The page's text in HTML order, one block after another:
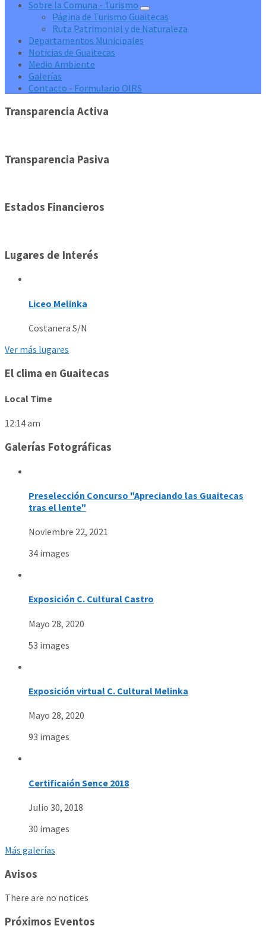
Sobre la Comuna - Turismo
Página de Turismo Guaitecas
Ruta Patrimonial y de Naturaleza
Departamentos Municipales
Noticias de Guaitecas
Medio Ambiente
Galerías
Contacto - Formulario OIRS
Transparencia Activa
Transparencia Pasiva
Estados Financieros
Lugares de Interés
Liceo Melinka
Costanera S/N
Ver más lugares
El clima en Guaitecas
Local Time
12:14 am
Galerías Fotográficas
Preselección Concurso "Apreciando las Guaitecas
tras el lente"
Noviembre 22, 2021
34 images
Exposición C. Cultural Castro
Mayo 28, 2020
53 images
Exposición virtual C. Cultural Melinka
Mayo 28, 2020
93 images
Certificaión Sence 2018
Julio 30, 2018
30 images
Más galerías
Avisos
There are no notices
Próximos Eventos